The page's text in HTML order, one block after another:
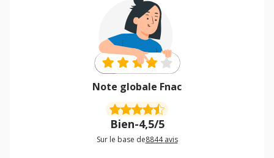
Note globale Fnac
Bien-4,5/5
Sur le base de8844 avis